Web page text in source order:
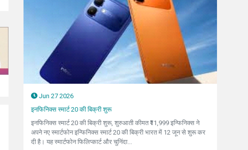
Jun 27 2026
इनफिनिक्स स्मार्ट 20 की बिक्री शुरू
इनफिनिक्स स्मार्ट 20 की बिक्री शुरू, शुरुआती कीमत ₹11,999 इन्फिनिक्स ने
अपने नए स्मार्टफोन इन्फिनिक्स स्मार्ट 20 की बिक्री भारत में 12 जून से शुरू कर
दी है। यह स्मार्टफोन फिलिप्कार्ट और चुनिंदा...